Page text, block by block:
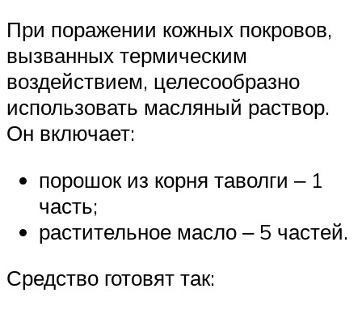
При поражении кожных покровов,
вызванных термическим
воздействием, целесообразно
использовать масляный раствор.
Он включает:
порошок из корня таволги ‒ 1
часть;
растительное масло ‒ 5 частей.
Средство готовят так: